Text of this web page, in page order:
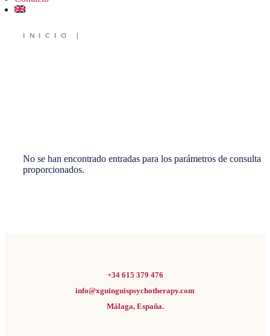
INICIO
No se han encontrado entradas para los parámetros de consulta
proporcionados.
+34 615 379 476
info@xguinguispsychotherapy.com
Málaga, España.